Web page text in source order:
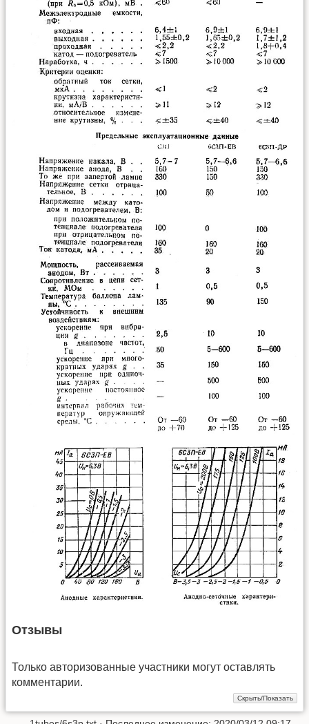
Отзывы
Только авторизованные участники могут оставлять
комментарии.